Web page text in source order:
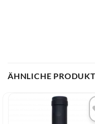
ÄHNLICHE